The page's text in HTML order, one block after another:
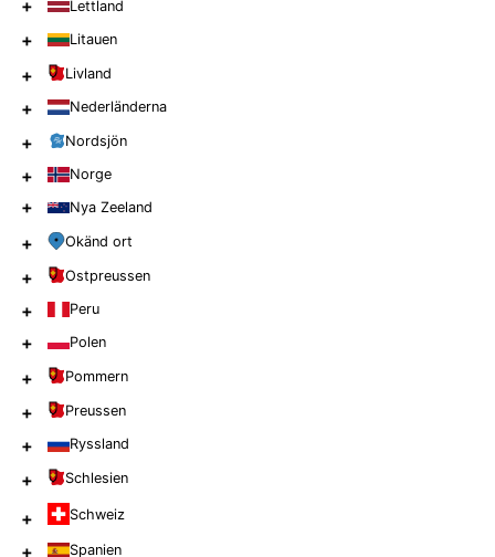
+ Lettland
+ Litauen
+ Livland
+ Nederländerna
+ Nordsjön
+ Norge
+ Nya Zeeland
+ Okänd ort
+ Ostpreussen
+ Peru
+ Polen
+ Pommern
+ Preussen
+ Ryssland
+ Schlesien
+ Schweiz
+ Spanien